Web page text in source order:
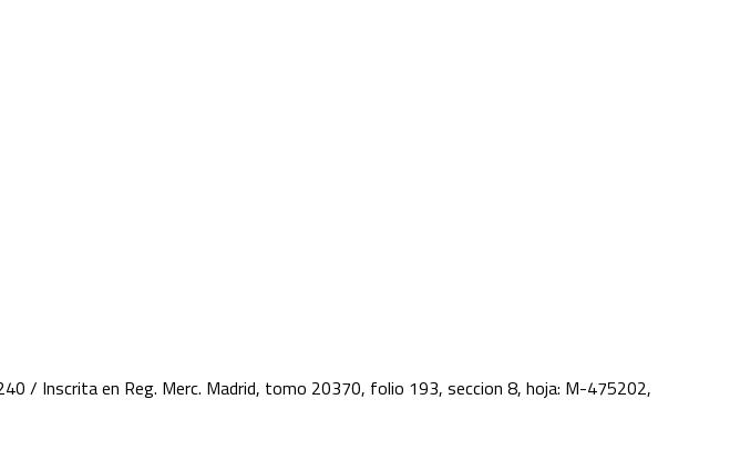
/ Inscrita en Reg. Merc. Madrid, tomo 20370, folio 193, seccion 8, hoja: M-475202,